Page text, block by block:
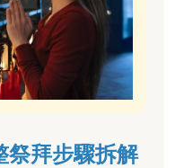
祭拜步驟拆解